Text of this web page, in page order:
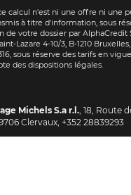
calcul n'est ni une offre ni une
à titre d'information, sous
de votre dossier par AlphaCredit
Lazare 4-10/3, B-1210
sous réserve des tarifs en
des dispositions légales.
Michels S.a r.l., 18, Route
Clervaux, +352 28839293